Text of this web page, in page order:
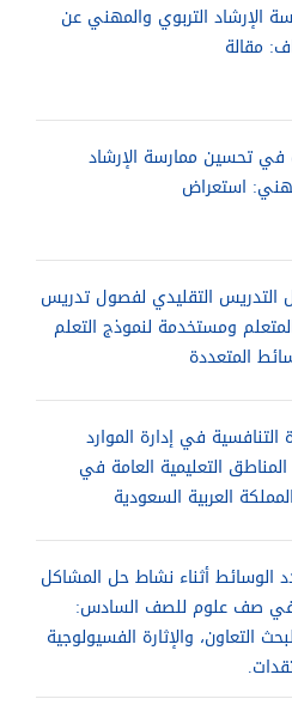
الإرشاد التربوي والمهني عن
مقالة
في تحسين ممارسة الإرشاد
استعراض
التقليدي لفصول تدريس
ومستخدمة لنموذج التعلم
المتعددة
التنافسية في إدارة الموارد
التعليمية العامة في
العربية السعودية
الوسائط أثناء نشاط حل المشاكل
في صف علوم للصف السادس:
التعاون، والإثارة الفسيولوجية